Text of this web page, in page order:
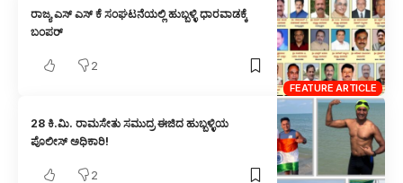
FEATURE ARTICLE
ರಾಜ್ಯ ಎಸ್ ಎಸ್ ಕೆ ಸಂಘಟನೆಯಲ್ಲಿ ಹುಬ್ಬಳ್ಳಿ ಧಾರವಾಡಕ್ಕೆ
ಬಂಪರ್
2
28 ಕಿ.ಮಿ. ರಾಮಸೇತು ಸಮುದ್ರ ಈಜಿದ ಹುಬ್ಬಳ್ಳಿಯ
ಪೊಲೀಸ್ ಅಧಿಕಾರಿ!
2